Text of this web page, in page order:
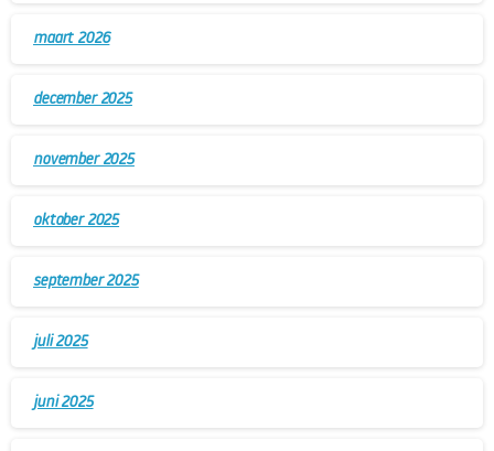
maart 2026
december 2025
november 2025
oktober 2025
september 2025
juli 2025
juni 2025